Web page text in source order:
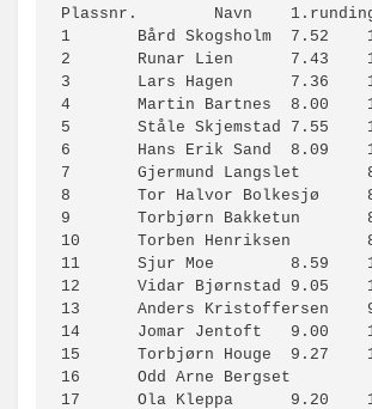
Plassnr.	Navn	1.runding	2.runding	Mål		Etter
1	Bård Skogsholm	7.52	15.44	23.46		0.00
2	Runar Lien	7.43	15.49	24.07		0.21
3	Lars Hagen	7.36	15.40	24.13		0.27
4	Martin Bartnes	8.00	16.16	24.38		0.52
5	Ståle Skjemstad	7.55	16.17	24.56		1.00
6	Hans Erik Sand	8.09	16.45	25.02		1.18
7	Gjermund Langslet	8.10	16.34	25.19		1.33
8	Tor Halvor Bolkesjø	8.08	16.38	25.37		1.51
9	Torbjørn Bakketun	8.30	17.14	26.10		2.24
10	Torben Henriksen	8.41	17.34	26.45		2.59
11	Sjur Moe	8.59	18.12	27.41		3.05
12	Vidar Bjørnstad	9.05	18.26	27.46		4.00
13	Anders Kristoffersen	9.16	18.42	28.34		4.48
14	Jomar Jentoft	9.00	18.55	29.10		5.24
15	Torbjørn Houge	9.27	19.18	29.22		5.36
16	Odd Arne Bergset			29.27		5.41
17	Ola Kleppa	9.20	19.03	29.29		5.43